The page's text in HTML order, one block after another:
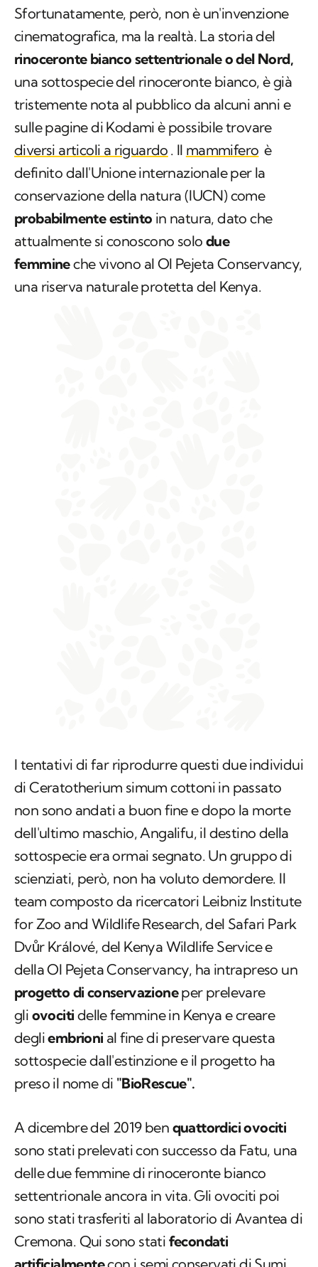
Sfortunatamente, però, non è un'invenzione
cinematografica, ma la realtà. La storia del
rinoceronte bianco settentrionale o del Nord,
una sottospecie del rinoceronte bianco, è già
tristemente nota al pubblico da alcuni anni e
sulle pagine di Kodami è possibile trovare
diversi articoli a riguardo . Il mammifero è
definito dall'Unione internazionale per la
conservazione della natura (IUCN) come
probabilmente estinto in natura, dato che
attualmente si conoscono solo due
femmineche vivono al Ol Pejeta Conservancy,
una riserva naturale protetta del Kenya.
I tentativi di far riprodurre questi due individui
diCeratotherium simum cottoni in passato
non sono andati a buon fine e dopo la morte
dell'ultimo maschio, Angalifu, il destino della
sottospecie era ormai segnato. Un gruppo di
scienziati, però, non ha voluto demordere. Il
team composto da ricercatori Leibniz Institute
for Zoo and Wildlife Research, del Safari Park
Dvůr Králové, del Kenya Wildlife Service e
della Ol Pejeta Conservancy, ha intrapreso un
progetto di conservazioneper prelevare
gli ovociti delle femmine in Kenya e creare
degliembrioni al fine di preservare questa
sottospecie dall'estinzione e il progetto ha
preso il nome di "BioRescue".
A dicembre del 2019 ben quattordici ovociti
sono stati prelevati con successo da Fatu, una
delle due femmine di rinoceronte bianco
settentrionale ancora in vita. Gli ovociti poi
sono stati trasferiti al laboratorio di Avantea di
Cremona. Qui sono stati fecondati